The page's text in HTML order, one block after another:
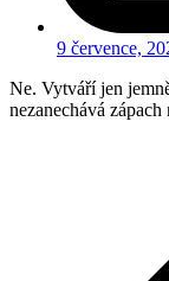
9 července,
Ne. Vytváří jen
nezanechává